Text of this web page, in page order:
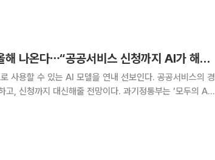
지능 등 첨단기
국산 AI로 만든 ‘모두의 AI’, 올해 나온다⋯“공공서비스 신청까지 AI가 해드려요”
사용할 수 있는 AI 모델을 연내 선보인다. 공공서비스의 경
신해줄 전망이다. 과기정통부는 ‘모두의 AI
준비하겠다는 계